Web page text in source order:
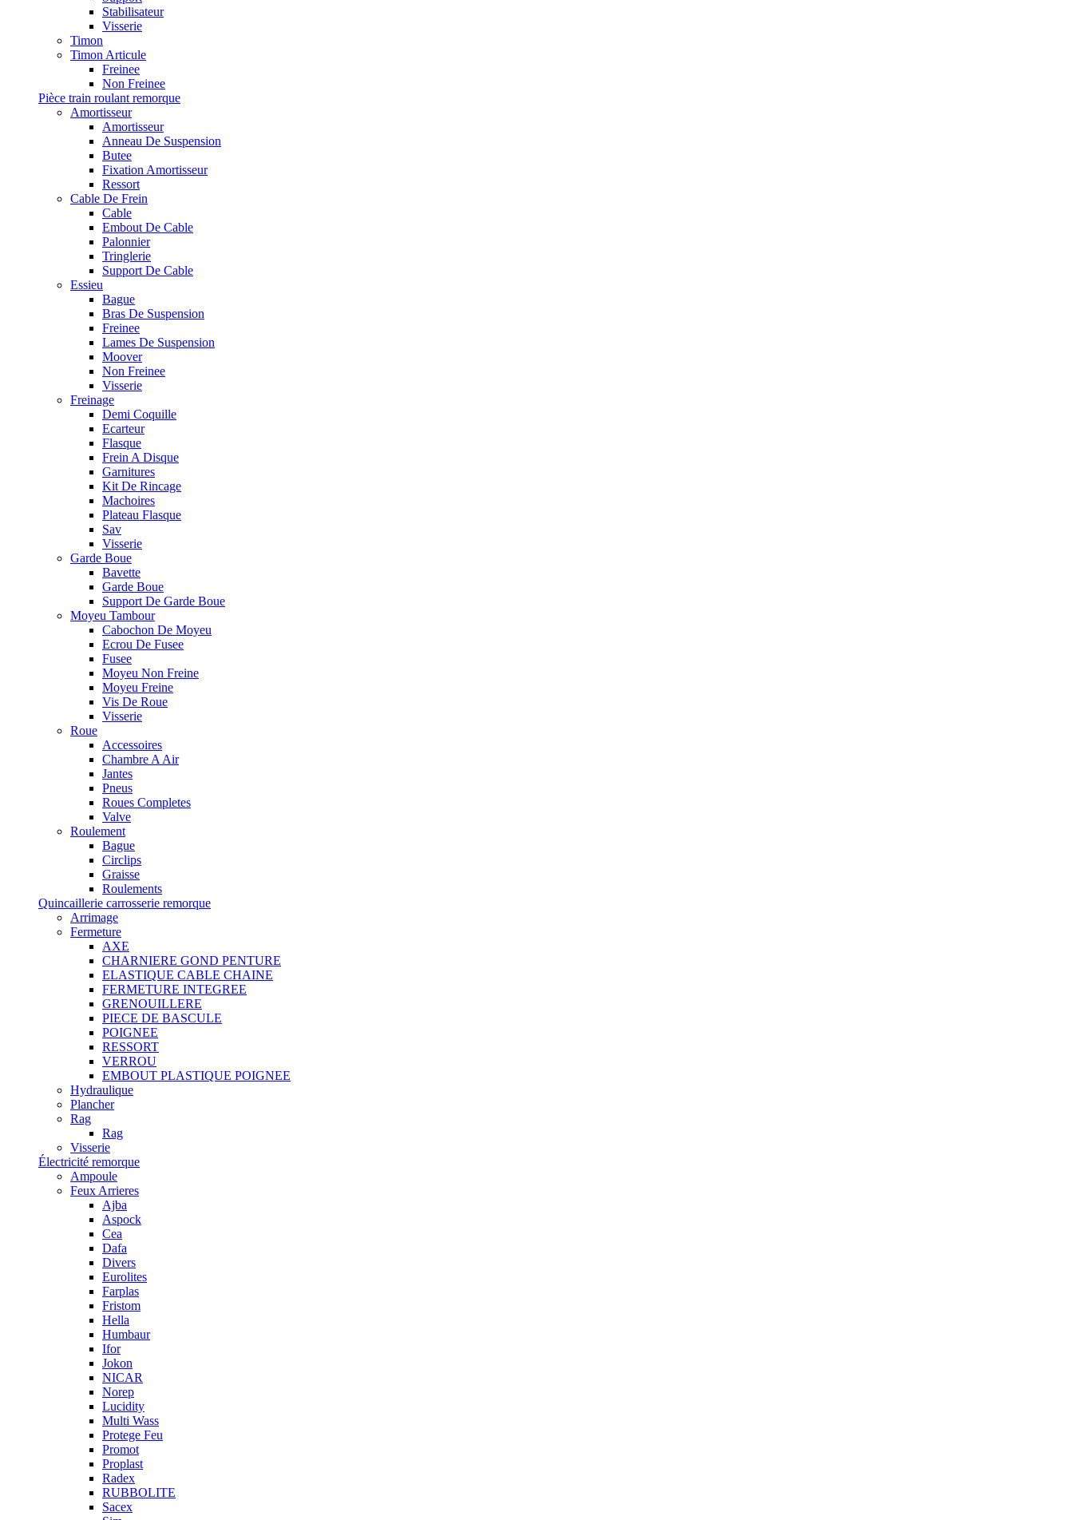
Stabilisateur
Visserie
Timon
Timon Articule
Freinee
Non Freinee
Pièce train roulant remorque
Amortisseur
Amortisseur
Anneau De Suspension
Butee
Fixation Amortisseur
Ressort
Cable De Frein
Cable
Embout De Cable
Palonnier
Tringlerie
Support De Cable
Essieu
Bague
Bras De Suspension
Freinee
Lames De Suspension
Moover
Non Freinee
Visserie
Freinage
Demi Coquille
Ecarteur
Flasque
Frein A Disque
Garnitures
Kit De Rincage
Machoires
Plateau Flasque
Sav
Visserie
Garde Boue
Bavette
Garde Boue
Support De Garde Boue
Moyeu Tambour
Cabochon De Moyeu
Ecrou De Fusee
Fusee
Moyeu Non Freine
Moyeu Freine
Vis De Roue
Visserie
Roue
Accessoires
Chambre A Air
Jantes
Pneus
Roues Completes
Valve
Roulement
Bague
Circlips
Graisse
Roulements
Quincaillerie carrosserie remorque
Arrimage
Fermeture
AXE
CHARNIERE GOND PENTURE
ELASTIQUE CABLE CHAINE
FERMETURE INTEGREE
GRENOUILLERE
PIECE DE BASCULE
POIGNEE
RESSORT
VERROU
EMBOUT PLASTIQUE POIGNEE
Hydraulique
Plancher
Rag
Rag
Visserie
Électricité remorque
Ampoule
Feux Arrieres
Ajba
Aspock
Cea
Dafa
Divers
Eurolites
Farplas
Fristom
Hella
Humbaur
Ifor
Jokon
NICAR
Norep
Lucidity
Multi Wass
Protege Feu
Promot
Proplast
Radex
RUBBOLITE
Sacex